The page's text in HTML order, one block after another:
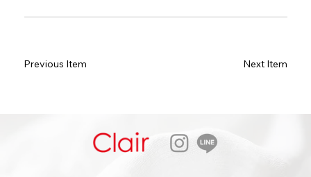
Previous Item Next Item